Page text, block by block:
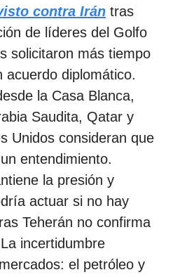
contra Irán tras
de líderes del Golfo
solicitaron más tiempo
acuerdo diplomático.
la Casa Blanca,
Saudita, Qatar y
Unidos consideran que
entendimiento.
la presión y
actuar si no hay
Teherán no confirma
incertidumbre
el petróleo y